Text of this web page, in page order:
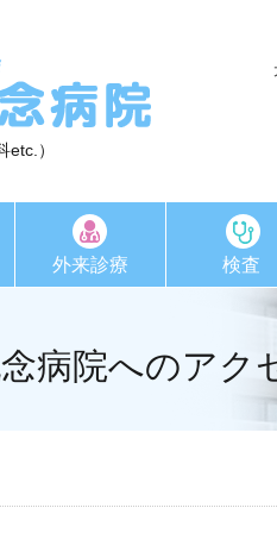
）
外来診療 検査
病院へのアク